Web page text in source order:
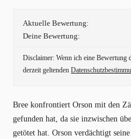
Aktuelle Bewertung:
Deine Bewertung:
Disclaimer: Wenn ich eine Bewertung
derzeit geltenden
Bree konfrontiert Orson mit den
gefunden hat, da sie inzwischen
getötet hat. Orson verdächtigt